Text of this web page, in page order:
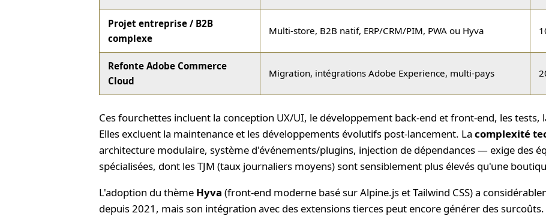
Projet entreprise / B2B
complexe
Multi-store, B2B natif, ERP/CRM/PIM, PWA ou Hyva
Refonte Adobe Commerce
Cloud
Migration, intégrations Adobe Experience, multi-pays
Ces fourchettes incluent la conception UX/UI, le développement back-end et front-end, les
Elles excluent la maintenance et les développements évolutifs post-lancement. La complexité
architecture modulaire, système d'événements/plugins, injection de dépendances — exige des
spécialisées, dont les TJM (taux journaliers moyens) sont sensiblement plus élevés qu'une
L'adoption du thème Hyva (front-end moderne basé sur Alpine.js et Tailwind CSS) a
depuis 2021, mais son intégration avec des extensions tierces peut encore générer des